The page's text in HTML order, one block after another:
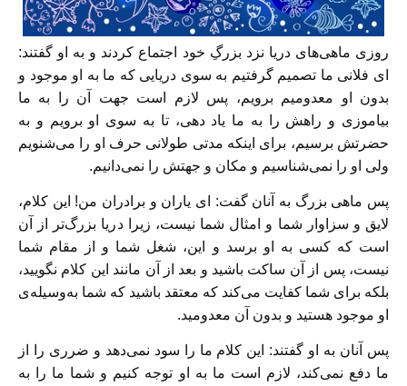
روزی ماهی‌های دریا نزد بزرگِ خود اجتماع کردند و به او گفتند:
ای فلانی ما تصمیم گرفتیم به سوی دریایی که ما به او موجود و
بدون او معدومیم برویم، پس لازم است جهت آن را به ما
بیاموزی و راهش را به ما یاد دهی، تا به سوی او برویم و به
حضرتش برسیم، برای اینکه مدتی طولانی حرف او را می‌شنویم
ولی او را نمی‌شناسیم و مکان و جهتش را نمی‌دانیم.
پس ماهی بزرگ به آنان گفت: ای یاران و برادران من! این کلام،
لایق و سزاوار شما و امثال شما نیست، زیرا دریا بزرگ‌تر از آن
است که کسی به او برسد و این، شغل شما و از مقام شما
نیست، پس از آن ساکت باشید و بعد از آن مانند این کلام نگویید،
بلکه برای شما کفایت می‌کند که معتقد باشید که شما به‌وسیله‌ی
او موجود هستید و بدون آن معدومید.
پس آنان به او گفتند: این کلام ما را سود نمی‌دهد و ضرری را از
ما دفع نمی‌کند، لازم است ما به او توجه کنیم و شما ما را به